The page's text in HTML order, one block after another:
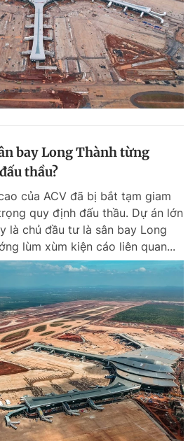
bay Long Thành từng
thầu?
của ACV đã bị bắt tạm giam
quy định đấu thầu. Dự án lớn
là chủ đầu tư là sân bay Long
lùm xùm kiện cáo liên quan...